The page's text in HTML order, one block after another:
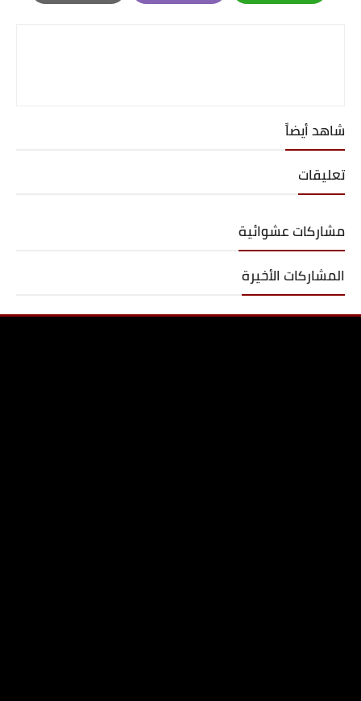
Whatsapp
Email
Print
شاهد أيضاً
تعليقات
مشاركات عشوائية
المشاركات الأخيرة